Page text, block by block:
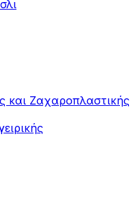
και Ζαχαροπλαστικής